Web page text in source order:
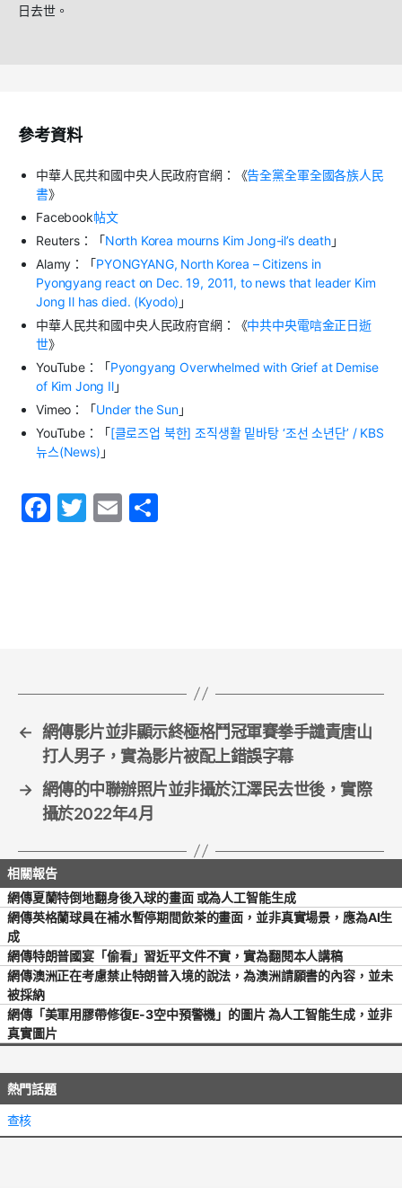
日去世。
參考資料
中華人民共和國中央人民政府官網：《告全黨全軍全國各族人民
書》
Facebook帖文
Reuters：「North Korea mourns Kim Jong-il’s death」
Alamy ：「PYONGYANG, North Korea – Citizens in
Pyongyang react on Dec. 19, 2011, to news that leader Kim
Jong Il has died. (Kyodo) 」
中華人民共和國中央人民政府官網：《中共中央電唁金正日逝
世》
YouTube：「Pyongyang Overwhelmed with Grief at Demise
of Kim Jong Il」
Vimeo ：「Under the Sun」
YouTube：「[클로즈업 북한] 조직생활 밑바탕 ‘조선 소년단’ / KBS
뉴스(News) 」
F
T
E
← 網傳影片並非顯示終極格鬥冠軍賽拳手譴責唐山
打人男子，實為影片被配上錯誤字幕
→ 網傳的中聯辦照片並非攝於江澤民去世後，實際
攝於2022年4月
網傳夏蘭特倒地翻身後入球的畫面 或為人工智能生成
網傳英格蘭球員在補水暫停期間飲茶的畫面，並非真實場景，應為AI生
成
網傳特朗普國宴「偷看」習近平文件不實，實為翻閱本人講稿
網傳澳洲正在考慮禁止特朗普入境的說法，為澳洲請願書的內容，並未
被採納
網傳「美軍用膠帶修復E-3空中預警機」的圖片 為人工智能生成，並非
真實圖片
熱門話題
查核